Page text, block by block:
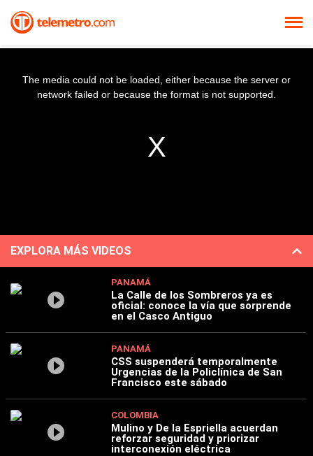
The media could not be loaded, either because the server or
network failed or because the format is not supported.
EXPLORA MÁS VIDEOS
PANAMÁ
La Calle de los Sombreros ya es
oficial: conoce la vía que sorprende
en el Casco Antiguo
PANAMÁ
CSS suspenderá temporalmente
Urgencias de la Policlínica de San
Francisco este sábado
COLOMBIA
Mulino y De la Espriella acuerdan
reforzar seguridad y priorizar
interconexión eléctrica